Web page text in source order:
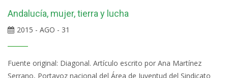
Andalucía, mujer, tierra y lucha
2015 - AGO - 31
Fuente original: Diagonal. Artículo escrito por Ana Martínez
Serrano, Portavoz nacional del Área de Juventud del Sindicato